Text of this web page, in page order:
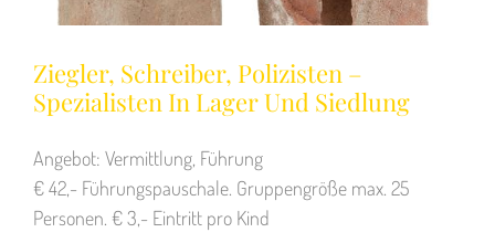
Ziegler, Schreiber, Polizisten –
Spezialisten In Lager Und Siedlung
Angebot: Vermittlung, Führung
€ 42,- Führungspauschale. Gruppengröße max. 25
Personen. € 3,- Eintritt pro Kind